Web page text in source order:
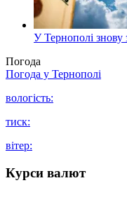
У Тернополі знову
Погода
Погода у Тернополі
вологість:
тиск:
вітер:
Курси валют